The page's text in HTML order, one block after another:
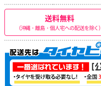
送料無料
（沖縄・離島・個人宅への配送を除く）